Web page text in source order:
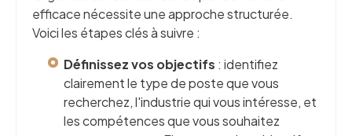
efficace nécessite une approche structurée.
Voici les étapes clés à suivre :
Définissez vos objectifs : identifiez
clairement le type de poste que vous
recherchez, l'industrie qui vous intéresse, et
les compétences que vous souhaitez